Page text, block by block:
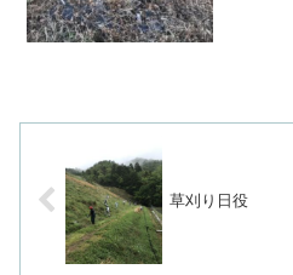
草刈り日役